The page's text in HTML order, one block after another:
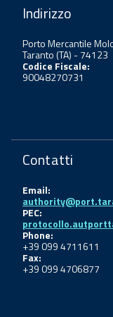
Indirizzo
Porto Mercantile
Taranto (TA) - 74123
Codice Fiscale:
90048270731
Contatti
Email:
PEC:
Phone:
+39 099 4711611
Fax:
+39 099 4706877